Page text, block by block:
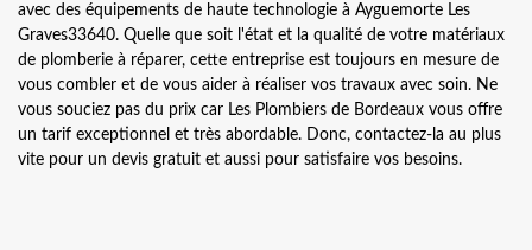
avec des équipements de haute technologie à Ayguemorte Les
Graves33640. Quelle que soit l'état et la qualité de votre matériaux
de plomberie à réparer, cette entreprise est toujours en mesure de
vous combler et de vous aider à réaliser vos travaux avec soin. Ne
vous souciez pas du prix car Les Plombiers de Bordeaux vous offre
un tarif exceptionnel et très abordable. Donc, contactez-la au plus
vite pour un devis gratuit et aussi pour satisfaire vos besoins.